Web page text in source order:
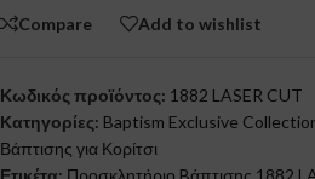
Compare Add to wishlist
Κωδικός προϊόντος: 1882 LASER CUT
Κατηγορίες: Baptism Exclusive
Βάπτισης για Κορίτσι
Ετικέτα: Προσκλητήριο Bάπτισης 1882